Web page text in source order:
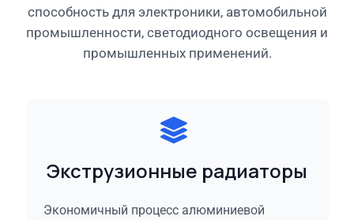
способность для электроники, автомобильной
промышленности, светодиодного освещения и
промышленных применений.
Экструзионные радиаторы
Экономичный процесс алюминиевой